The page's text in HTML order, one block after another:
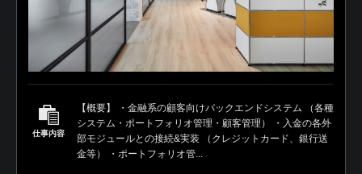
仕事内容
【概要】 ・金融系の顧客向けバックエンドシステム （各種
システム・ポートフォリオ管理・顧客管理） ・入金の各外
部モジュールとの接続&実装 （クレジットカード、銀行送
金等） ・ポートフォリオ管...